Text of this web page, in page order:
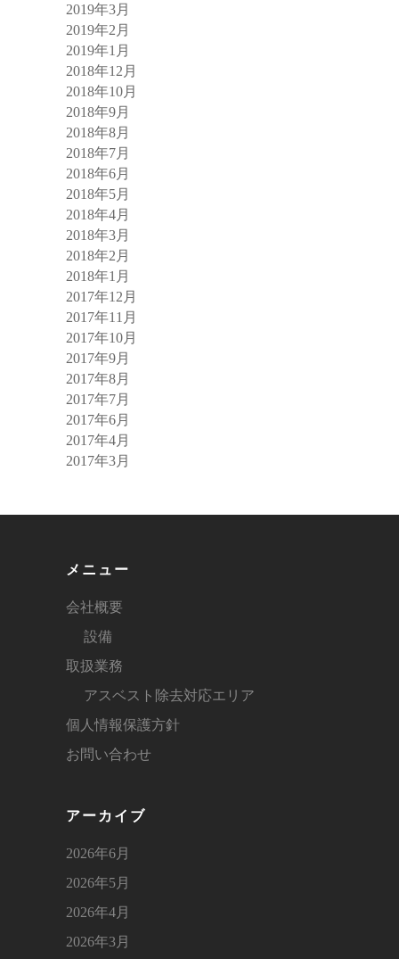
2019年3月
2019年2月
2019年1月
2018年12月
2018年10月
2018年9月
2018年8月
2018年7月
2018年6月
2018年5月
2018年4月
2018年3月
2018年2月
2018年1月
2017年12月
2017年11月
2017年10月
2017年9月
2017年8月
2017年7月
2017年6月
2017年4月
2017年3月
メニュー
会社概要
設備
取扱業務
アスベスト除去対応エリア
個人情報保護方針
お問い合わせ
アーカイブ
2026年6月
2026年5月
2026年4月
2026年3月